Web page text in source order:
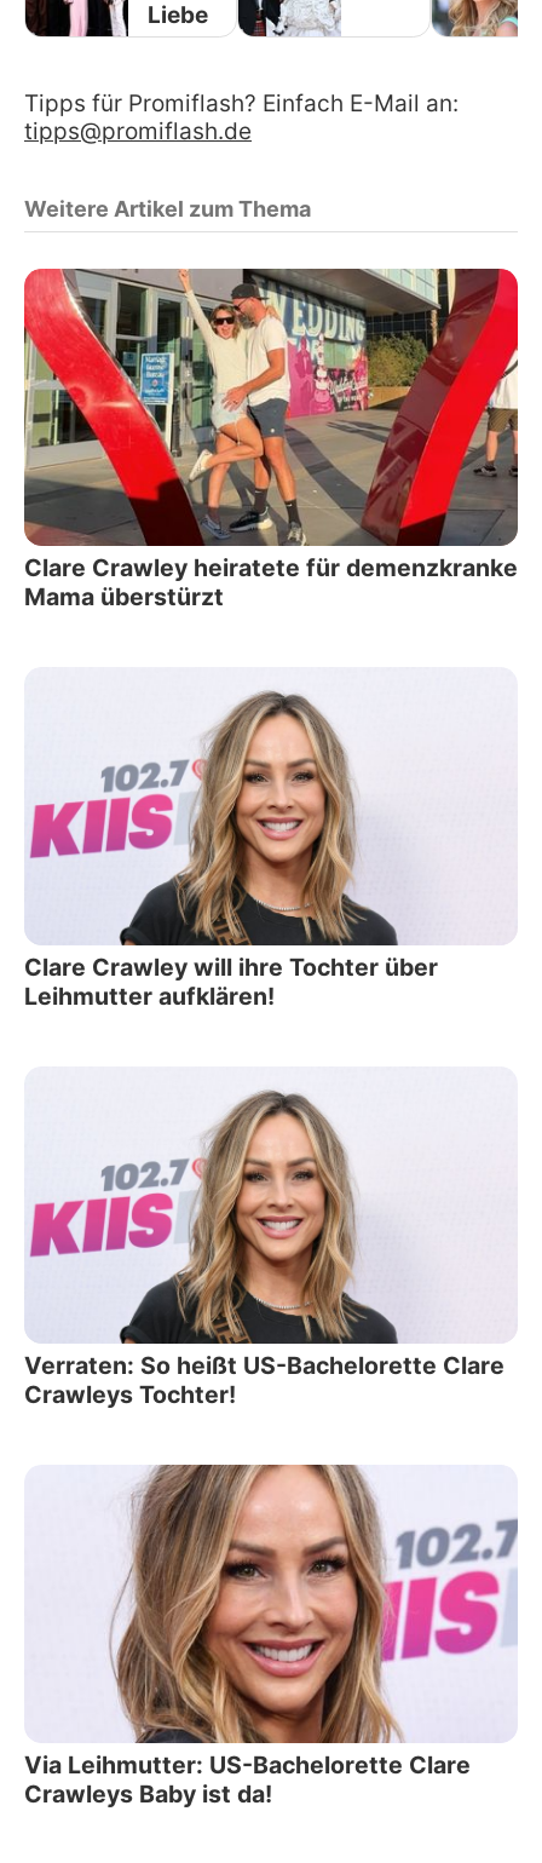
Liebe
Tipps für Promiflash? Einfach E-Mail an:
tipps@promiflash.de
Weitere Artikel zum Thema
Clare Crawley heiratete für demenzkranke
Mama überstürzt
Clare Crawley will ihre Tochter über
Leihmutter aufklären!
Verraten: So heißt US-Bachelorette Clare
Crawleys Tochter!
Via Leihmutter: US-Bachelorette Clare
Crawleys Baby ist da!